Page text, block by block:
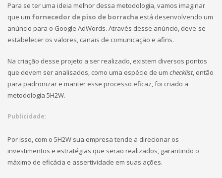
Para se ter uma ideia melhor dessa metodologia, vamos imaginar
que um fornecedor de piso de borracha está desenvolvendo um
anúncio para o Google AdWords. Através desse anúncio, deve-se
estabelecer os valores, canais de comunicação e afins.
Na criação desse projeto a ser realizado, existem diversos pontos
que devem ser analisados, como uma espécie de um checklist, então
para padronizar e manter esse processo eficaz, foi criado a
metodologia 5H2W.
Publicidade:
Por isso, com o 5H2W sua empresa tende a direcionar os
investimentos e estratégias que serão realizados, garantindo o
máximo de eficácia e assertividade em suas ações.